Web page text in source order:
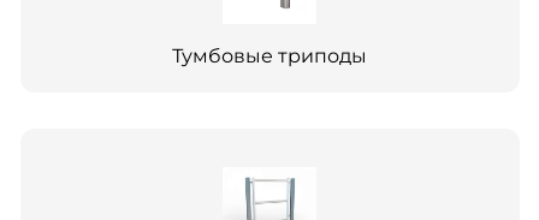
Тумбовые триподы